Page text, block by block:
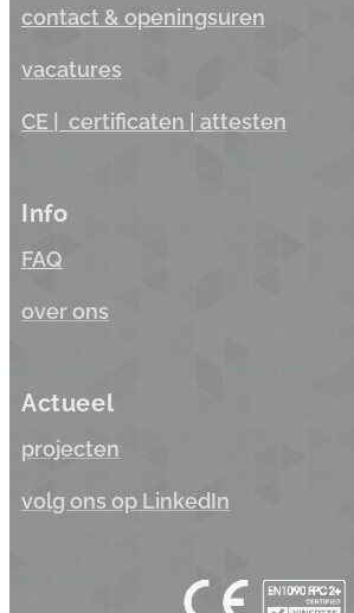
contact & openingsuren
vacatures
CE | certificaten | attesten
Info
FAQ
over ons
Actueel
projecten
volg ons op LinkedIn